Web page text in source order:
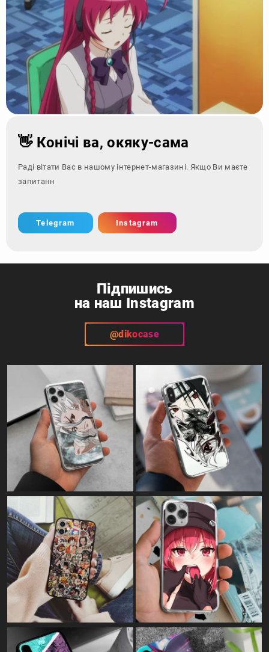
👋 Конічі ва, окяку-сама
Раді вітати Вас в нашому інтернет-магазині. Якщо Ви маєте
запитання - зверніт
Telegram Instagram
Підпишись
на наш Instagram
@dikocase